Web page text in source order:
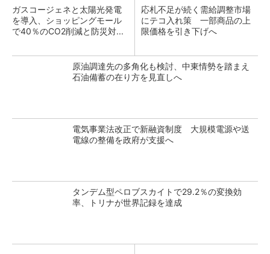
ガスコージェネと太陽光発電
を導入、ショッピングモール
で40％のCO2削減と防災対...
応札不足が続く需給調整市場
にテコ入れ策 一部商品の上
限価格を引き下げへ
原油調達先の多角化も検討、中東情勢を踏まえ
石油備蓄の在り方を見直しへ
電気事業法改正で新融資制度 大規模電源や送
電線の整備を政府が支援へ
タンデム型ペロブスカイトで29.2％の変換効
率、トリナが世界記録を達成